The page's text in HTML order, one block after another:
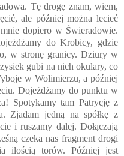
Tę drogę znam, wiem,
ale później można lecieć
dopiero w Świeradowie.
do Krobicy, gdzie
w stronę granicy. Dziury w
gubi na nich okulary, co
w Wolimierzu, a później
Dojeżdżamy do punktu w
Spotykamy tam Patrycję z
Zjadam jedną na spółkę z
i ruszamy dalej. Dołączają
czeka nas fragment drogi
ilością torów. Później jest